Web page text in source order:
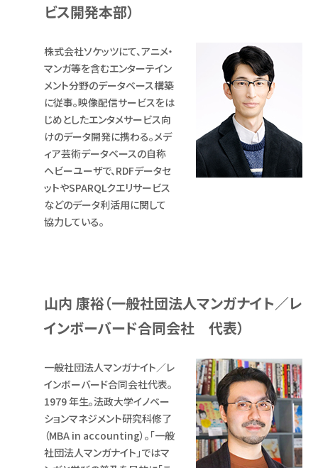
ビス開発本部）
株式会社ソケッツにて、アニメ・
マンガ等を含むエンターテイン
メント分野のデータベース構築
に従事。映像配信サービスをは
じめとしたエンタメサービス向
けのデータ開発に携わる。メデ
ィア芸術データベースの自称
ヘビーユーザで、RDFデータセ
ットやSPARQLクエリサービス
などのデータ利活用に関して
協力している。
山内 康裕（一般社団法人マンガナイト／レ
インボーバード合同会社 代表）
一般社団法人マンガナイト／レ
インボーバード合同会社代表。
1979 年生。法政大学イノベー
ションマネジメント研究科修了
（MBA in accounting）。「一般
社団法人マンガナイト」ではマ